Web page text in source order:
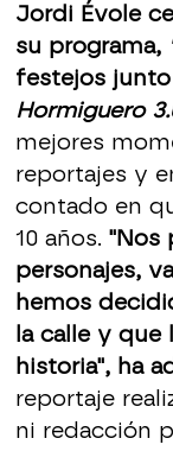
Jordi Évole
su programa,
festejos
Hormiguero
mejores
reportajes y
contado en
10 años. "Nos
personajes,
hemos
la calle y que
historia", ha
reportaje
ni redacción